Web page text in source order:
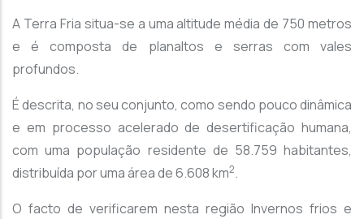
A Terra Fria situa-se a uma altitude média de 750 metros
e é composta de planaltos e serras com vales
profundos.
É descrita, no seu conjunto, como sendo pouco dinâmica
e em processo acelerado de desertificação humana,
com uma população residente de 58.759 habitantes,
distribuída por uma área de 6.608 km2.
O facto de verificarem nesta região Invernos frios e